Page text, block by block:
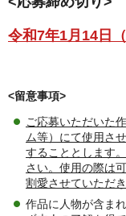
令和7年1月14日
<留意事項>
ご応募いただいた
ム等）にて使用さ
することとします。
さい。使用の際は
割愛させていただき
作品に人物が含ま